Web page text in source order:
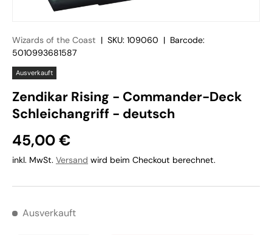
Wizards of the Coast | SKU: 109060 | Barcode:
5010993681587
Ausverkauft
Zendikar Rising - Commander-Deck
Schleichangriff - deutsch
45,00 €
inkl. MwSt. Versand wird beim Checkout berechnet.
Ausverkauft